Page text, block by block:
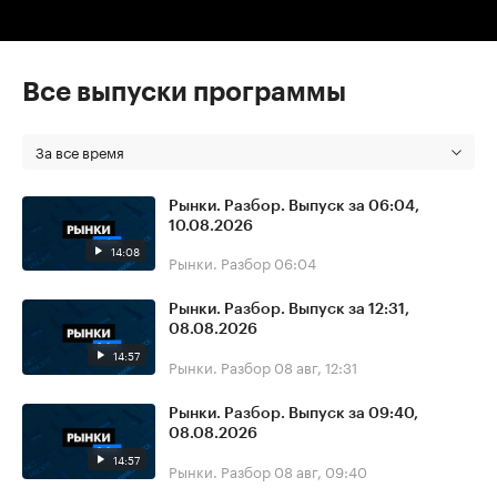
Все выпуски программы
За все время
14:08
Рынки. Разбор. Выпуск за 06:04,
10.08.2026
Рынки. Разбор 06:04
14:57
Рынки. Разбор. Выпуск за 12:31,
08.08.2026
Рынки. Разбор 08 авг, 12:31
14:57
Рынки. Разбор. Выпуск за 09:40,
08.08.2026
Рынки. Разбор 08 авг, 09:40